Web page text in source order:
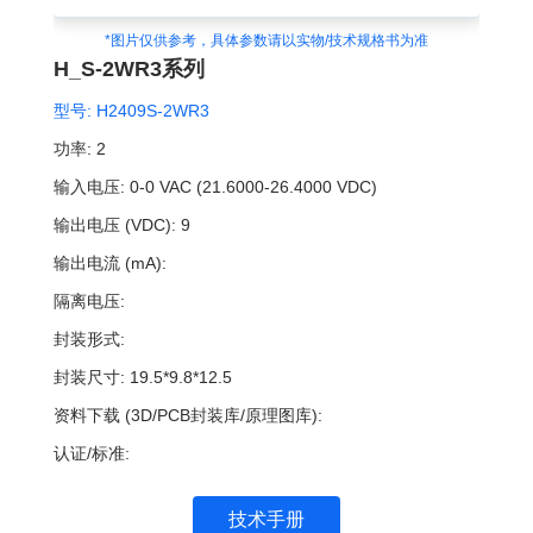
*图片仅供参考，具体参数请以实物/技术规格书为准
H_S-2WR3系列
型号: H2409S-2WR3
功率: 2
输入电压: 0-0 VAC (21.6000-26.4000 VDC)
输出电压 (VDC): 9
输出电流 (mA):
隔离电压:
封装形式:
封装尺寸: 19.5*9.8*12.5
资料下载 (3D/PCB封装库/原理图库):
认证/标准:
技术手册